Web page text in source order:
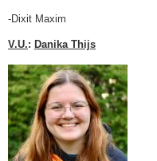
-Dixit Maxim
V.U.: Danika Thijs